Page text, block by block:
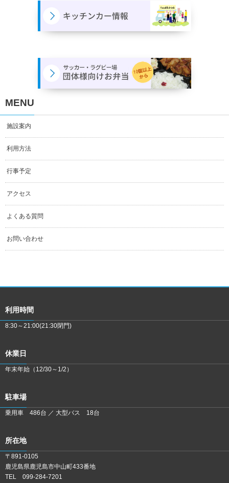
MENU
施設案内
利用方法
行事予定
アクセス
よくある質問
お問い合わせ
利用時間
8:30～21:00(21:30閉門)
休業日
年末年始（12/30～1/2）
駐車場
乗用車 486台 ／ 大型バス 18台
所在地
〒891-0105
鹿児島県鹿児島市中山町433番地
TEL 099-284-7201